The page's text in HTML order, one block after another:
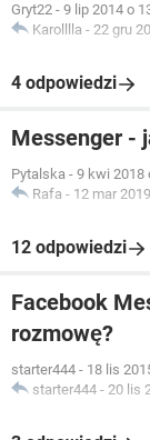
Gryt22 - 9 lip 2014 o
Karolllla - 22 gru
4 odpowiedzi
Messenger -
Pytalska - 9 kwi 2018
Rafa - 12 mar
12 odpowiedzi
Facebook
rozmowę?
starter444 - 18 lis
starter444 - 20 lis